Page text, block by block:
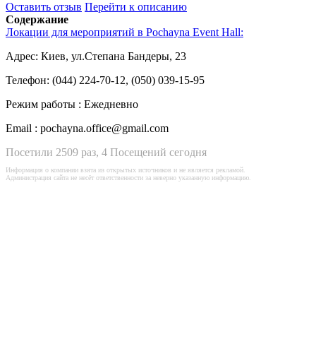
Оставить отзыв Перейти к описанию
Содержание
Локации для мероприятий в Pochayna Event Hall:
Адрес: Киев, ул.Степана Бандеры, 23
Телефон: (044) 224-70-12, (050) 039-15-95
Режим работы : Ежедневно
Email : pochayna.office@gmail.com
Посетили 2509 раз, 4 Посещений сегодня
Информация о компании взята из открытых источников и не является рекламой.
Администрация сайта не несёт ответственности за неверно указанную информацию.